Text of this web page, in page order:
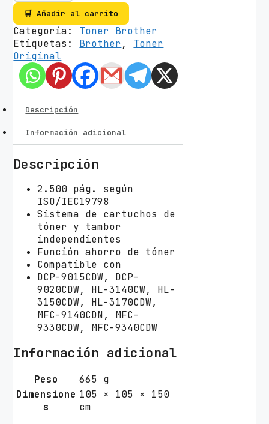
n
e
r
O
r
B
r
o
N
e
o
🛒 Añadir al carrito
Categoría: Toner Brother
Etiquetas: Brother , Toner
Original
Descripción
Información adicional
Descripción
2.500 pág. según
ISO/IEC19798
Sistema de cartuchos de
tóner y tambor
independientes
Función ahorro de tóner
Compatible con
DCP-9015CDW, DCP-
9020CDW, HL-3140CW, HL-
3150CDW, HL-3170CDW,
MFC-9140CDN, MFC-
9330CDW, MFC-9340CDW
Información adicional
Peso
665 g
Dimensione
s
105 × 105 × 150
cm